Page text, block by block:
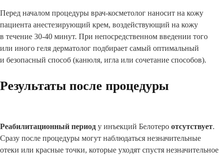
Перед началом процедуры врач-косметолог наносит на кожу
пациента анестезирующий крем, воздействующий на кожу
в течение 30-40 минут. При непосредственном введении того
или иного геля дерматолог подбирает самый оптимальный
и безопасный способ (канюля, игла или сочетание способов).
Результаты после процедуры
Реабилитационный период у инъекций Белотеро отсутствует.
Сразу после процедуры могут наблюдаться незначительные
отеки или красные точки, которые уходят спустя незначительное